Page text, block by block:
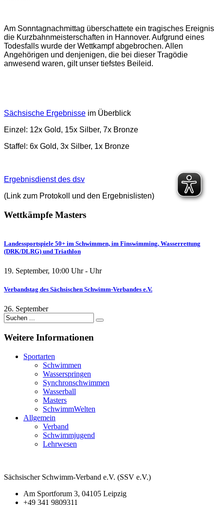
Am Sonntagnachmittag überschattete ein tragisches Ereignis
die Kurzbahnmeisterschaften in Hannover. Aufgrund eines
Todesfalls wurde der Wettkampf abgebrochen. Allen
Angehörigen und denjenigen, die bei dieser Tragödie
anwesend waren, gilt unser tiefstes Beileid.
Sächsische Ergebnisse im Überblick
Einzel: 12x Gold, 15x Silber, 7x Bronze
Staffel: 6x Gold, 3x Silber, 1x Bronze
Ergebnisdienst des dsv
(Link zum Protokoll und den Ergebnislisten)
Wettkämpfe Masters
Landessportspiele 50+ im Schwimmen, im Finswimming, Wasserrettung
(DRK/DLRG) und Triathlon
19. September, 10:00 Uhr - Uhr
Verbandstag des Sächsischen Schwimm-Verbandes e.V.
26. September
Weitere Informationen
Sportarten
Schwimmen
Wasserspringen
Synchronschwimmen
Wasserball
Masters
SchwimmWelten
Allgemein
Verband
Schwimmjugend
Lehrwesen
Sächsischer Schwimm-Verband e.V. (SSV e.V.)
Am Sportforum 3, 04105 Leipzig
+49 341 9809311